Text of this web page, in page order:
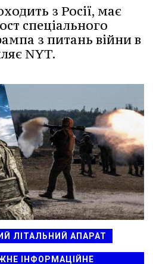
з Росії, має
спеціального
з питань війни в
NYT.
ЛІТАЛЬНИЙ АПАРАТ
ІНФОРМАЦІЙНЕ